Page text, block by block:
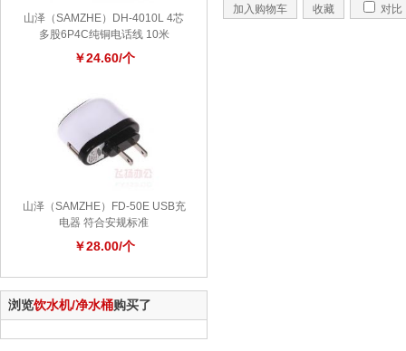
山泽（SAMZHE）DH-4010L 4芯
多股6P4C纯铜电话线 10米
￥24.60/个
山泽（SAMZHE）FD-50E USB充
电器 符合安规标准
￥28.00/个
浏览饮水机/净水桶购买了
加入购物车 收藏 对比